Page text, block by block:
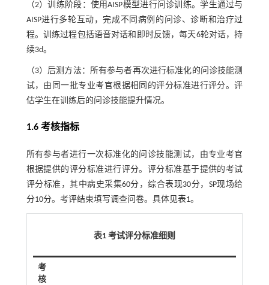
（2）训练阶段：使用AISP模型进行问诊训练。学生通过与
AISP进行多轮互动，完成不同病例的问诊、诊断和治疗过
程。训练过程包括语音对话和即时反馈，每天6轮对话，持
续3d。
（3）后测方法：所有参与者再次进行标准化的问诊技能测
试，由同一批专业考官根据相同的评分标准进行评分。评
估学生在训练后的问诊技能提升情况。
1.6 考核指标
所有参与者进行一次标准化的问诊技能测试，由专业考官
根据提供的评分标准进行评分。评分标准基于提供的考试
评分标准，其中病史采集60分，综合表现30分，SP现场给
分10分。考评结束填写调查问卷。具体见表1。
表1 考试评分标准细则
考
核